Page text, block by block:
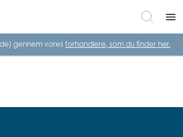
menu
gennem vores forhandlere, som du finder her.